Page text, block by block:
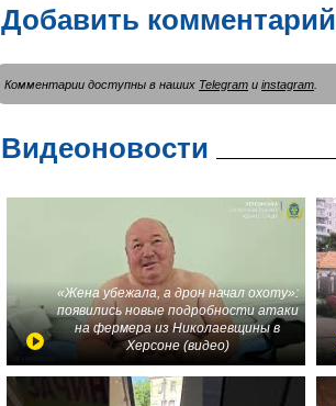
Добавить комментарий
Комментарии доступны в наших Telegram и instagram
Видеоновости
«Жена убежала, а дрон начал охоту»:
появились новые подробности атаки
на фермера из Николаевщины в
Херсоне (видео)